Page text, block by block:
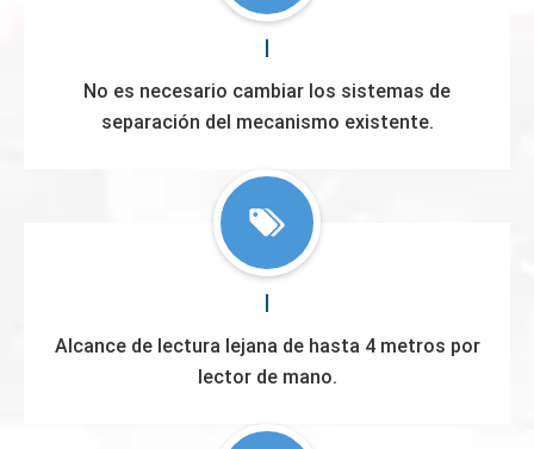
No es necesario cambiar los sistemas de
separación del mecanismo existente.
Alcance de lectura lejana de hasta 4 metros por
lector de mano.